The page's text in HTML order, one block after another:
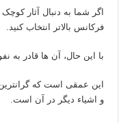
اگر شما به دنبال آثار
فرکانس بالاتر انتخاب کنید.
با این حال، آن ها قادر به
این عمقی است که
و اشیاء دیگر در آن است.